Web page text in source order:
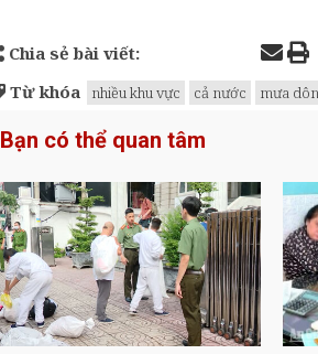
Chia sẻ bài viết:
Từ khóa
nhiều khu vực cả nước mưa
Bạn có thể quan tâm